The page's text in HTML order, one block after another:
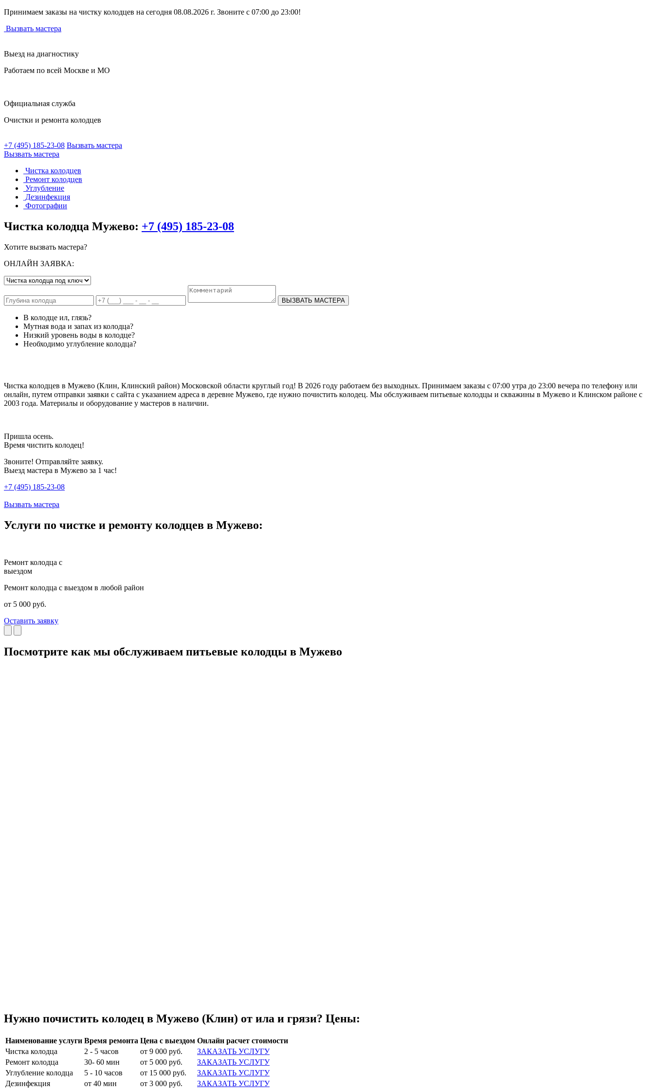
Принимаем заказы на чистку колодцев на сегодня 08.08.2026 г. Звоните с 07:00 до 23:00!
Вызвать мастера
Выезд на диагностику
Работаем по всей Москве и МО
Официальная служба
Очистки и ремонта колодцев
+7 (495) 185-23-08 Вызвать мастера
Вызвать мастера
Чистка колодцев
Ремонт колодцев
Углубление
Дезинфекция
Фотографии
Чистка колодца Мужево: +7 (495) 185-23-08
Хотите вызвать мастера?
ОНЛАЙН ЗАЯВКА:
ВЫЗВАТЬ МАСТЕРА
В колодце ил, глязь?
Мутная вода и запах из колодца?
Низкий уровень воды в колодце?
Необходимо углубление колодца?
Чистка колодцев в Мужево (Клин, Клинский район) Московской области круглый год! В 2026 году работаем без выходных. Принимаем заказы с 07:00 утра до 23:00 вечера по телефону или
онлайн, путем отправки заявки с сайта с указанием адреса в деревне Мужево, где нужно почистить колодец. Мы обслуживаем питьевые колодцы и скважины в Мужево и Клинском районе с
2003 года. Материалы и оборудование у мастеров в наличии.
Пришла осень.
Время чистить колодец!
Звоните! Отправляйте заявку.
Выезд мастера в Мужево за 1 час!
+7 (495) 185-23-08
Вызвать мастера
Услуги по чистке и ремонту колодцев в Мужево:
Ремонт колодца с
выездом
Ремонт колодца с выездом в любой район
от 5 000 руб.
Оставить заявку
Посмотрите как мы обслуживаем питьевые колодцы в Мужево
Нужно почистить колодец в Мужево (Клин) от ила и грязи? Цены:
Наименование услуги Время ремонта Цена с выездом Онлайн расчет стоимости
Чистка колодца
2 - 5 часов от 9 000 руб.
ЗАКАЗАТЬ УСЛУГУ
Ремонт колодца
30- 60 мин от 5 000 руб.
ЗАКАЗАТЬ УСЛУГУ
Углубление колодца
5 - 10 часов от 15 000 руб.
ЗАКАЗАТЬ УСЛУГУ
Дезинфекция
от 40 мин от 3 000 руб. ЗАКАЗАТЬ УСЛУГУ